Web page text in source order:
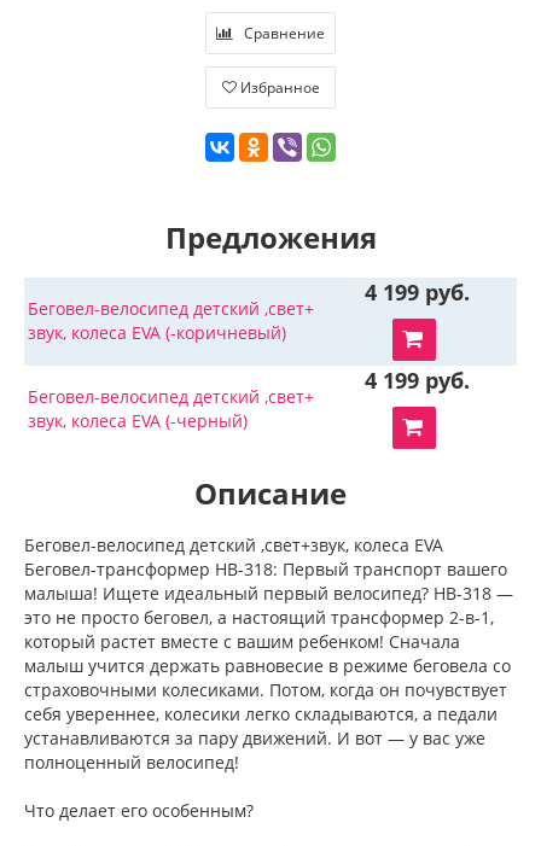
Сравнение
Избранное
Предложения
Беговел-велосипед детский ,свет+
звук, колеса EVA (-коричневый)
4 199 руб.
Беговел-велосипед детский ,свет+
звук, колеса EVA (-черный)
4 199 руб.
Описание
Беговел-велосипед детский ,свет+звук, колеса EVA
Беговел-трансформер HB-318: Первый транспорт вашего
малыша! Ищете идеальный первый велосипед? HB-318 —
это не просто беговел, а настоящий трансформер 2-в-1,
который растет вместе с вашим ребенком! Сначала
малыш учится держать равновесие в режиме беговела со
страховочными колесиками. Потом, когда он почувствует
себя увереннее, колесики легко складываются, а педали
устанавливаются за пару движений. И вот — у вас уже
полноценный велосипед!
Что делает его особенным?